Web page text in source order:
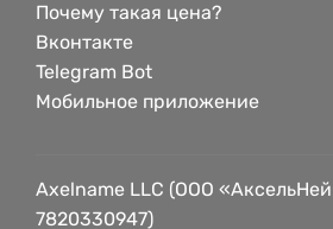
Почему такая цена?
Вконтакте
Telegram Bot
Мобильное приложение
Axelname LLC (ООО
7820330947)